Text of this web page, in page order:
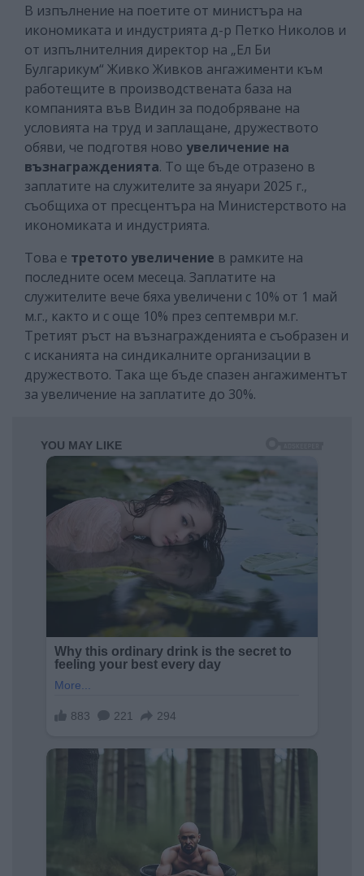
В изпълнение на поетите от министъра на
икономиката и индустрията д-р Петко Николов и
от изпълнителния директор на „Ел Би
Булгарикум“ Живко Живков ангажименти към
работещите в производствената база на
компанията във Видин за подобряване на
условията на труд и заплащане, дружеството
обяви, че подготвя ново увеличение на
възнагражденията. То ще бъде отразено в
заплатите на служителите за януари 2025 г.,
съобщиха от пресцентъра на Министерството на
икономиката и индустрията.
Това е третото увеличение в рамките на
последните осем месеца. Заплатите на
служителите вече бяха увеличени с 10% от 1 май
м.г., както и с още 10% през септември м.г.
Третият ръст на възнагражденията е съобразен и
с исканията на синдикалните организации в
дружеството. Така ще бъде спазен ангажиментът
за увеличение на заплатите до 30%.